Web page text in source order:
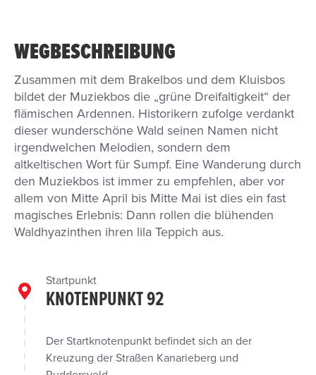
WEGBESCHREIBUNG
Zusammen mit dem Brakelbos und dem Kluisbos
bildet der Muziekbos die „grüne Dreifaltigkeit“ der
flämischen Ardennen. Historikern zufolge verdankt
dieser wunderschöne Wald seinen Namen nicht
irgendwelchen Melodien, sondern dem
altkeltischen Wort für Sumpf. Eine Wanderung durch
den Muziekbos ist immer zu empfehlen, aber vor
allem von Mitte April bis Mitte Mai ist dies ein fast
magisches Erlebnis: Dann rollen die blühenden
Waldhyazinthen ihren lila Teppich aus.
Startpunkt
KNOTENPUNKT 92
Der Startknotenpunkt befindet sich an der
Kreuzung der Straßen Kanarieberg und